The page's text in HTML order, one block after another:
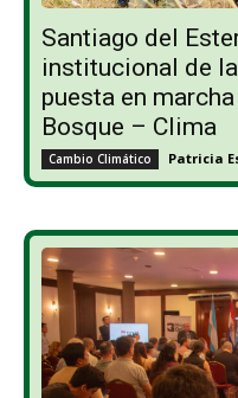
Santiago del
institucional de la
puesta en
Bosque – Clima
Cambio Climático Patricia